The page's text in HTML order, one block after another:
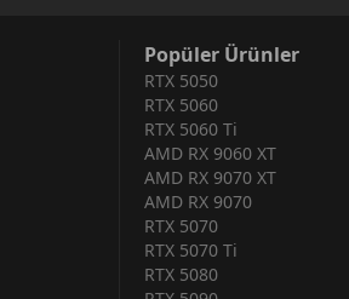
Popüler Ürünler
RTX 5050
RTX 5060
RTX 5060 Ti
AMD RX 9060 XT
AMD RX 9070 XT
AMD RX 9070
RTX 5070
RTX 5070 Ti
RTX 5080